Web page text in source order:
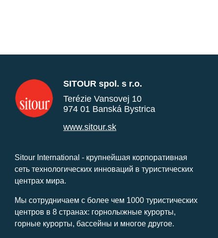
SITOUR spol. s r.o.
Terézie Vansovej 10
974 01 Banská Bystrica
www.sitour.sk
Sitour International - крупнейшая корпоративная
сеть технологических инноваций в туристических
центрах мира.
Мы сотрудничаем с более чем 1000 туристических
центров в 8 странах: горнолыжные курорты,
горные курорты, бассейны и многое другое.